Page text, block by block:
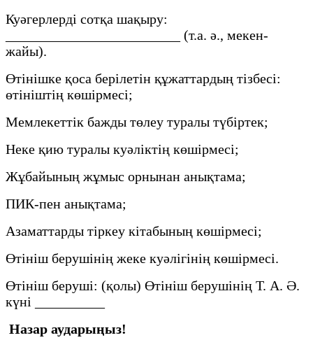
Куәгерлерді сотқа шақыру:
_________________________ (т.а. ә., мекен-
жайы).
Өтінішке қоса берілетін құжаттардың тізбесі:
өтініштің көшірмесі;
Мемлекеттік бажды төлеу туралы түбіртек;
Неке қию туралы куәліктің көшірмесі;
Жұбайының жұмыс орнынан анықтама;
ПИК-пен анықтама;
Азаматтарды тіркеу кітабының көшірмесі;
Өтініш берушінің жеке куәлігінің көшірмесі.
Өтініш беруші: (қолы) Өтініш берушінің Т. А. Ә.
күні __________
Назар аударыңыз!